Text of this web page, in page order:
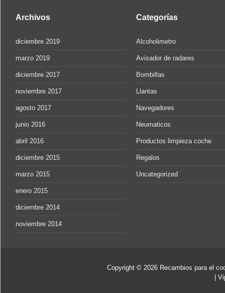
Archivos
diciembre 2019
marzo 2019
diciembre 2017
noviembre 2017
agosto 2017
junio 2016
abril 2016
diciembre 2015
marzo 2015
enero 2015
diciembre 2014
noviembre 2014
Categorías
Alcoholimetro
Avisador de radares
Bombillas
Llantas
Navegadores
Neumaticos
Productos limpieza coche
Regalos
Uncategorized
Copyright © 2026 Recambios para el
|